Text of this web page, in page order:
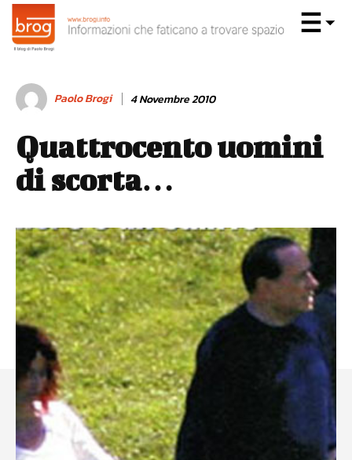
Paolo Brogi 4 Novembre 2010
Quattrocento uomini
di scorta…